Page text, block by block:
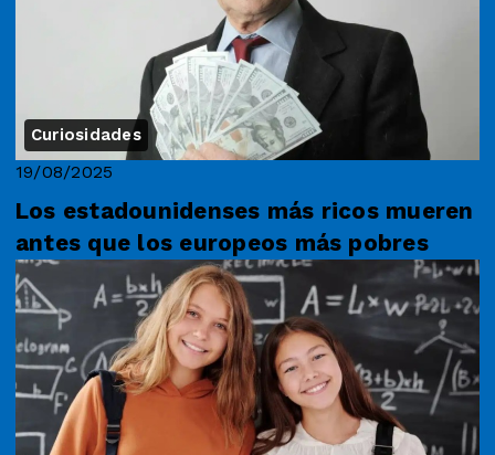
Curiosidades
19/08/2025
Los estadounidenses más ricos mueren
antes que los europeos más pobres